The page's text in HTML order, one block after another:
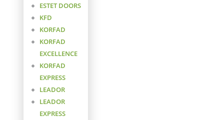
ESTET DOORS
KFD
KORFAD
KORFAD
EXCELLENCE
KORFAD
EXPRESS
LEADOR
LEADOR
EXPRESS